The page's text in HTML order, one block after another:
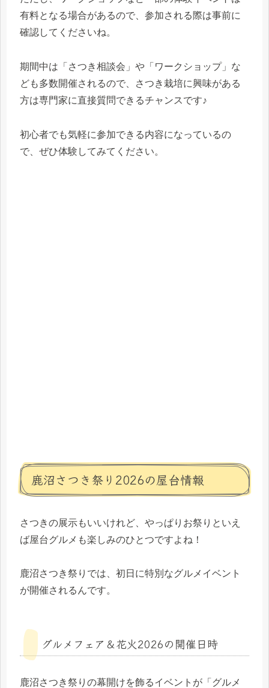
有料となる場合があるので、参加される際は事前に
確認してくださいね。
期間中は「さつき相談会」や「ワークショップ」な
ども多数開催されるので、さつき栽培に興味がある
方は専門家に直接質問できるチャンスです♪
初心者でも気軽に参加できる内容になっているの
で、ぜひ体験してみてください。
鹿沼さつき祭り2026の屋台情報
さつきの展示もいいけれど、やっぱりお祭りといえ
ば屋台グルメも楽しみのひとつですよね！
鹿沼さつき祭りでは、初日に特別なグルメイベント
が開催されるんです。
グルメフェア＆花火2026の開催日時
鹿沼さつき祭りの幕開けを飾るイベントが「グルメ